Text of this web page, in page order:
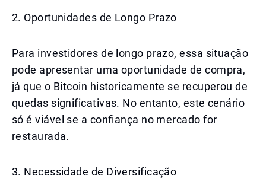
2. Oportunidades de Longo Prazo
Para investidores de longo prazo, essa situação
pode apresentar uma oportunidade de compra,
já que o Bitcoin historicamente se recuperou de
quedas significativas. No entanto, este cenário
só é viável se a confiança no mercado for
restaurada.
3. Necessidade de Diversificação